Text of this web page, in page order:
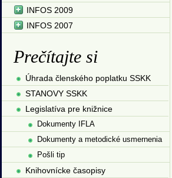
INFOS 2009
INFOS 2007
Prečítajte si
Úhrada členského poplatku SSKK
STANOVY SSKK
Legislatíva pre knižnice
Dokumenty IFLA
Dokumenty a metodické usmernenia
Pošli tip
Knihovnícke časopisy